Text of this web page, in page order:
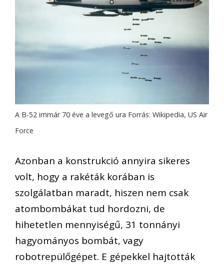
A B-52 immár 70 éve a levegő ura Forrás: Wikipedia, US Air
Force
Azonban a konstrukció annyira sikeres
volt, hogy a rakéták korában is
szolgálatban maradt, hiszen nem csak
atombombákat tud hordozni, de
hihetetlen mennyiségű, 31 tonnányi
hagyományos bombát, vagy
robotrepülőgépet. E gépekkel hajtották